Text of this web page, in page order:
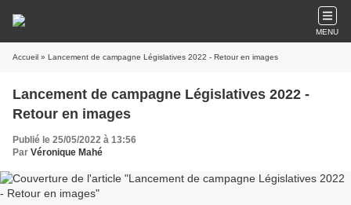
MENU
Accueil » Lancement de campagne Législatives 2022 - Retour en images
Lancement de campagne Législatives 2022 -
Retour en images
Publié le 25/05/2022 à 13:56
Par Véronique Mahé